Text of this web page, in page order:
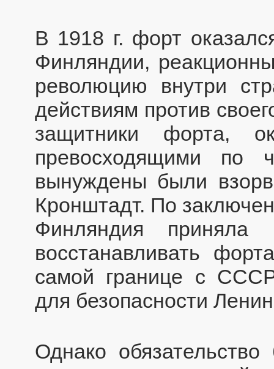
В 1918 г. форт
Финляндии,
революцию внутри
действиям против
защитники форта,
превосходящими по
вынуждены были
Кронштадт. По
Финляндия приняла
восстанавливать
самой границе с СССР
для безопасности
Однако